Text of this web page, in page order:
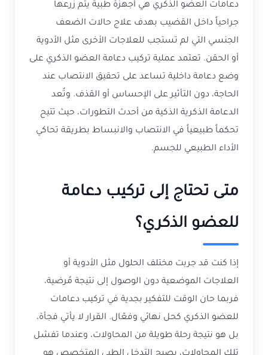
دعامات العضو الذكري هي أجهزة طبية يتم زرعها
جراحياً داخل القضيب بهدف علاج حالات الضعف
الجنسي التي لم تستجب للعلاجات الأخرى مثل الأدوية
أو الحقن. تعتمد عملية تركيب دعامة العضو الذكري على
وضع دعامة داخلية تساعد على تحقيق الانتصاب عند
الحاجة، دون التأثير على الإحساس أو القذف. وتُعد
الدعامة الذكرية الذكية من أحدث التطورات، حيث تتيح
تحكماً طبيعياً في الانتصاب والانبساط بطريقة تحاكي
الأداء الطبيعي للجسم.
متى تحتاج إلى تركيب دعامة
للعضو الذكري؟
إذا كنت قد جربت مختلف الحلول مثل الأدوية أو
العلاجات الموضعية دون الوصول إلى نتيجة مُرضية،
فربما حان الوقت للتفكير بجدية في تركيب دعامات
للعضو الذكري كحل نهائي وفعّال. القرار لا يأتي فجأة،
بل هو نتيجة رحلة طويلة من المحاولات، وعندما تفشل